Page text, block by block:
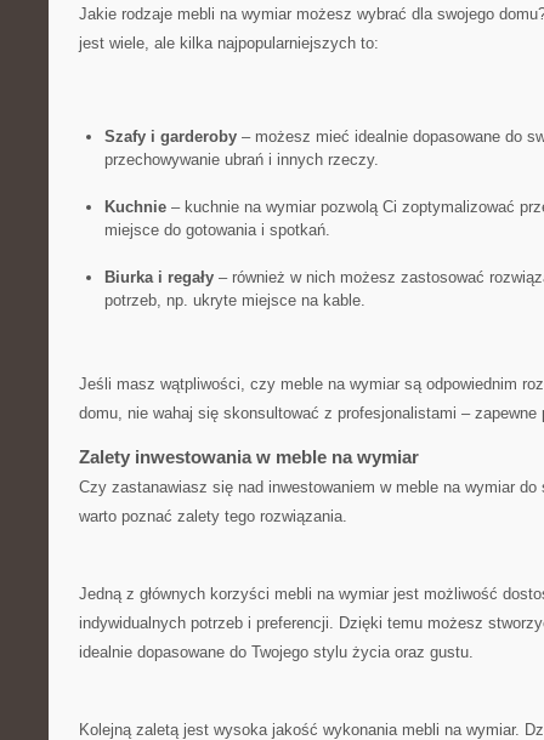
Jakie ⁤rodzaje mebli na⁣ wymiar możesz wybrać dla swojego
jest wiele, ale kilka najpopularniejszych to:
Szafy i garderoby– możesz mieć idealnie dopasowane do
przechowywanie ubrań ​i innych rzeczy.
Kuchnie– ⁢kuchnie na wymiar pozwolą ⁣Ci‌ zoptymalizować
miejsce do gotowania i spotkań.
Biurka i regały– również w nich możesz zastosować
potrzeb, np. ukryte miejsce na kable.
Jeśli masz wątpliwości, czy⁣ meble na wymiar są odpowiednim
domu, nie wahaj się​ skonsultować z profesjonalistami –
Zalety inwestowania w meble na wymiar
Czy zastanawiasz się⁣ nad inwestowaniem w meble na wymiar
warto poznać zalety tego rozwiązania.
Jedną ⁢z głównych korzyści mebli na wymiar jest możliwość
indywidualnych potrzeb‌ i preferencji. Dzięki⁣ temu możesz
‌idealnie dopasowane‍ do Twojego stylu życia oraz gustu.
Kolejną zaletą⁢ jest wysoka jakość wykonania mebli ⁣na wymiar.